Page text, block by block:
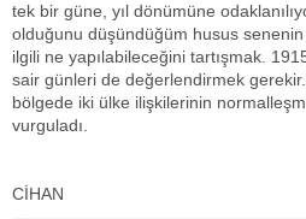
tek bir güne, yıl dönümüne
olduğunu düşündüğüm husus
ilgili ne yapılabileceğini tartışmak.
sair günleri de değerlendirmek
bölgede iki ülke ilişkilerinin
vurguladı.
CİHAN